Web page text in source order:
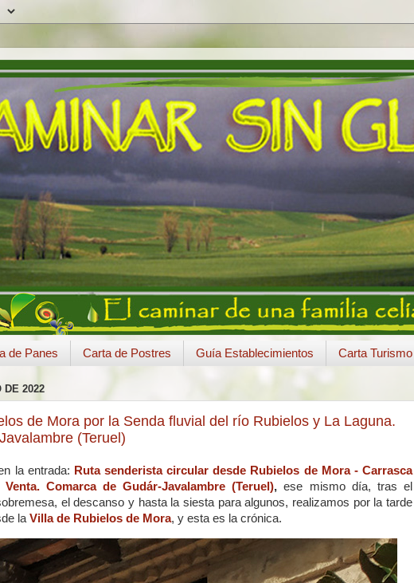
de Panes Carta de Postres Guía Establecimientos Carta Turismo
DE 2022
de Mora por la Senda fluvial del río Rubielos y La Laguna.
(Teruel)
la entrada: Ruta senderista circular desde Rubielos de Mora - Carrasca
Comarca de Gudár-Javalambre (Teruel),ese mismo día, tras el
el descanso y hasta la siesta para algunos, realizamos por la tarde
la Villa de Rubielos de Mora, y esta es la crónica.